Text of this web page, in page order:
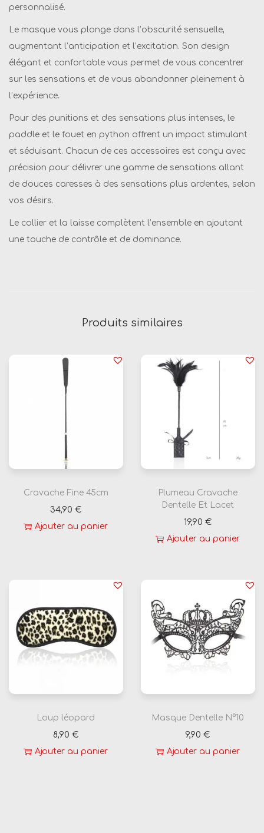
o
n
-
7
a
c
e
s
personnalisé.
Le masque vous plonge dans l’obscurité sensuelle,
augmentant l’anticipation et l’excitation. Son design
élégant et confortable vous permet de vous concentrer
sur les sensations et de vous abandonner pleinement à
l’expérience.
Pour des punitions et des sensations plus intenses, le
paddle et le fouet en python offrent un impact stimulant
et séduisant. Chacun de ces accessoires est conçu avec
précision pour délivrer une gamme de sensations allant
de douces caresses à des sensations plus ardentes, selon
vos désirs.
Le collier et la laisse complètent l’ensemble en ajoutant
une touche de contrôle et de dominance.
Produits similaires
Cravache Fine 45cm
34,90 €
Ajouter au panier
Plumeau Cravache
Dentelle Et Lacet
19,90 €
Ajouter au panier
Loup léopard
8,90 €
Ajouter au panier
Masque Dentelle N°10
9,90€
Ajouter au panier